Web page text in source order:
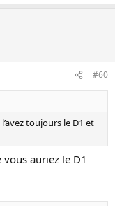
#60
toujours le D1 et
auriez le D1